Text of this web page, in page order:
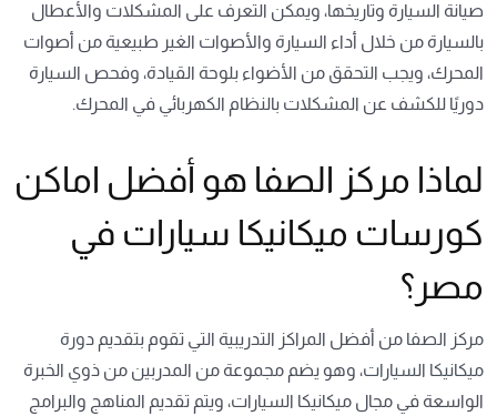
صيانة السيارة وتاريخها، ويمكن التعرف على المشكلات والأعطال
بالسيارة من خلال أداء السيارة والأصوات الغير طبيعية من أصوات
المحرك، ويجب التحقق من الأضواء بلوحة القيادة، وفحص السيارة
دوريًا للكشف عن المشكلات بالنظام الكهربائي في المحرك.
لماذا مركز الصفا هو أفضل اماكن
كورسات ميكانيكا سيارات في
مصر؟
مركز الصفا من أفضل المراكز التدريبية التي تقوم بتقديم دورة
ميكانيكا السيارات، وهو يضم مجموعة من المدربين من ذوي الخبرة
الواسعة في مجال ميكانيكا السيارات، ويتم تقديم المناهج والبرامج